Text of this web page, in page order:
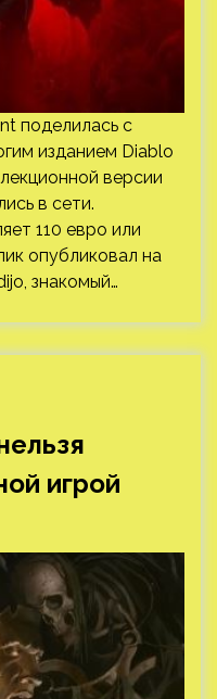
поделилась с
изданием Diablo
версии
в сети.
110 евро или
опубликовал на
знакомый…
игрой